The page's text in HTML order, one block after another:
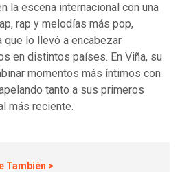
la escena internacional con una
rap y melodías más pop,
que lo llevó a encabezar
en distintos países. En Viña, su
momentos más íntimos con
tanto a sus primeros
más reciente.
También >